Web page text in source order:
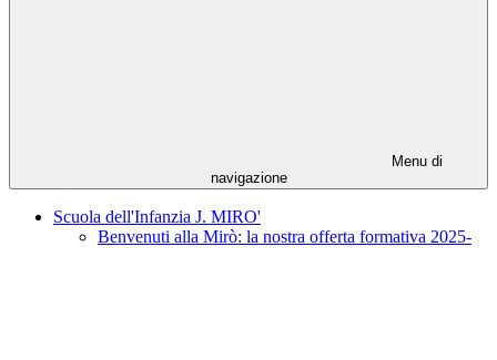
Menu di
navigazione
Scuola dell'Infanzia J. MIRO'
Benvenuti alla Mirò: la nostra offerta formativa 2025-